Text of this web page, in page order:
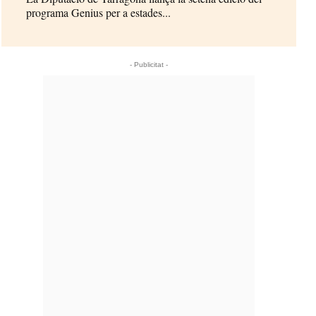
programa Genius per a estades...
- Publicitat -